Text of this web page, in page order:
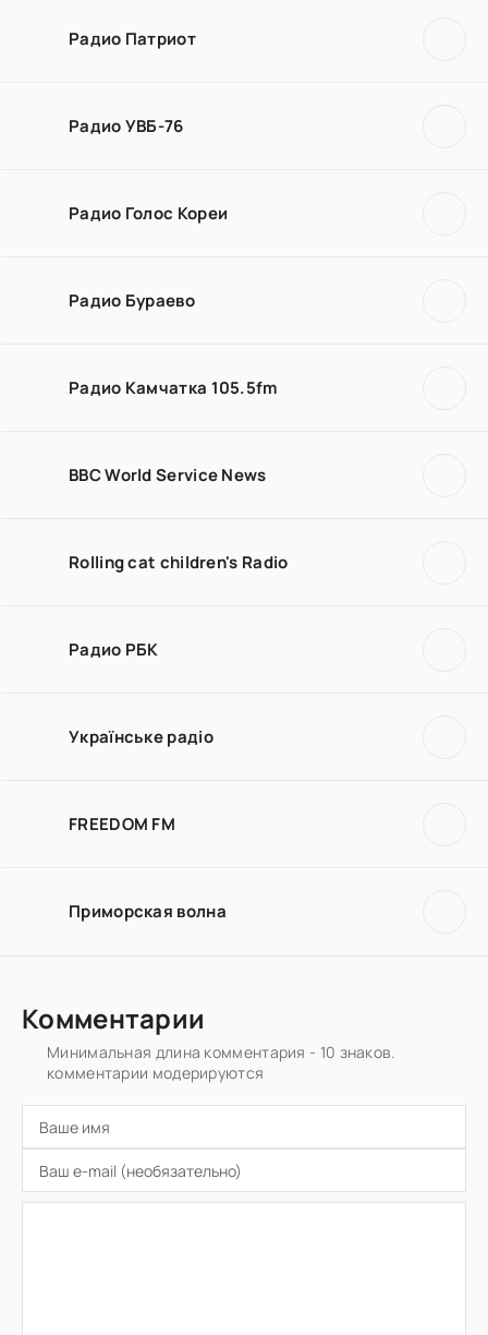
Радио Патриот
Радио УВБ-76
Радио Голос Кореи
Радио Бураево
Радио Камчатка 105.5fm
BBC World Service News
Rolling cat children's Radio
Радио РБК
Українське радіо
FREEDOM FM
Приморская волна
Комментарии
Минимальная длина комментария - 10 знаков.
комментарии модерируются